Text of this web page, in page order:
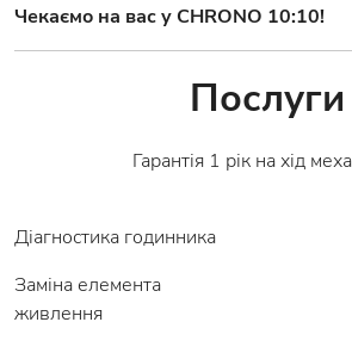
Чекаємо на вас у CHRONO 10:10!
Послуги
Гарантія 1 рік на хід
Діагностика годинника
Заміна елемента
живлення